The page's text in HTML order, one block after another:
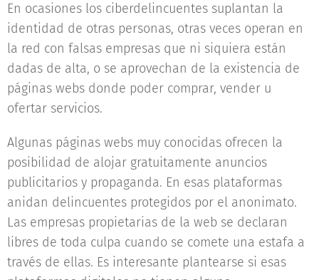
En ocasiones los ciberdelincuentes suplantan la
identidad de otras personas, otras veces operan en
la red con falsas empresas que ni siquiera están
dadas de alta, o se aprovechan de la existencia de
páginas webs donde poder comprar, vender u
ofertar servicios.
Algunas páginas webs muy conocidas ofrecen la
posibilidad de alojar gratuitamente anuncios
publicitarios y propaganda. En esas plataformas
anidan delincuentes protegidos por el anonimato.
Las empresas propietarias de la web se declaran
libres de toda culpa cuando se comete una estafa a
través de ellas. Es interesante plantearse si esas